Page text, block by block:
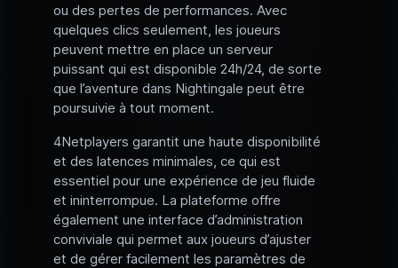
ou des pertes de performances. Avec
quelques clics seulement, les joueurs
peuvent mettre en place un serveur
puissant qui est disponible 24h/24, de sorte
que l’aventure dans Nightingale peut être
poursuivie à tout moment.
4Netplayers garantit une haute disponibilité
et des latences minimales, ce qui est
essentiel pour une expérience de jeu fluide
et ininterrompue. La plateforme offre
également une interface d’administration
conviviale qui permet aux joueurs d’ajuster
et de gérer facilement les paramètres de